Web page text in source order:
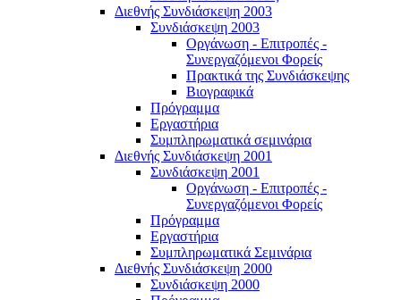
Διεθνής Συνδιάσκεψη 2003
Συνδιάσκεψη 2003
Οργάνωση - Επιτροπές -
Συνεργαζόμενοι Φορείς
Πρακτικά της Συνδιάσκεψης
Βιογραφικά
Πρόγραμμα
Εργαστήρια
Συμπληρωματικά σεμινάρια
Διεθνής Συνδιάσκεψη 2001
Συνδιάσκεψη 2001
Οργάνωση - Επιτροπές -
Συνεργαζόμενοι Φορείς
Πρόγραμμα
Εργαστήρια
Συμπληρωματικά Σεμινάρια
Διεθνής Συνδιάσκεψη 2000
Συνδιάσκεψη 2000